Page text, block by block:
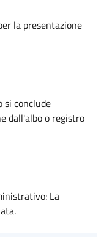
la presentazione
si conclude
dall'albo o registro
La